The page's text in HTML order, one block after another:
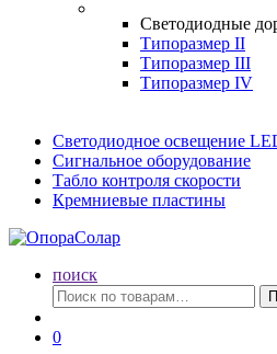
Светодиодные
Типоразмер II
Типоразмер III
Типоразмер IV
Светодиодное освещение
Сигнальное оборудование
Табло контроля скорости
Кремниевые пластины
поиск
Искать:
0